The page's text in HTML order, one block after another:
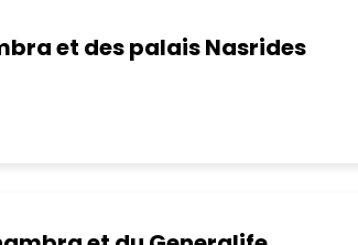
et des palais Nasrides